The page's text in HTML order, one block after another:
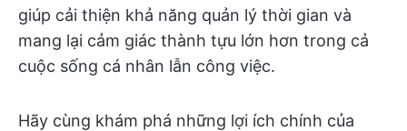
giúp cải thiện khả năng quản lý thời gian và
mang lại cảm giác thành tựu lớn hơn trong cả
cuộc sống cá nhân lẫn công việc.
Hãy cùng khám phá những lợi ích chính của